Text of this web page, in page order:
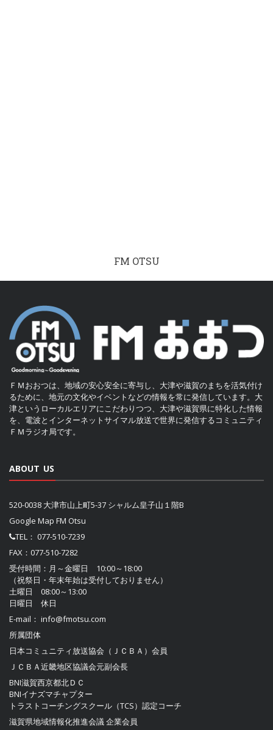
FM OTSU
ＦＭおおつは、地域の安心安全に寄与し、大津や滋賀のまちを活気付け
るために、地元の文化やイベントなどの情報を常に発信しています。大
津というローカルエリアにこだわりつつ、大津や滋賀県に特化した情報
を、電波とインターネットサイマル放送で世界に発信するコミュニティ
ＦＭラジオ局です。
ABOUT US
520-0038 大津市山上町5-37 シャルム皇子山１階B
Google Map FM Otsu
TEL： 077-510-7239
FAX：077-510-7282
受付時間：月～金曜日 10:00～18:00
（祝祭日・年末年始は受付しておりません）
土曜日 08:00～13:00
日曜日 休日
E-mail： info@fmotsu.com
所属団体
日本コミュニティ放送協会（ＪＣＢＡ） 会員
ＪＣＢＡ近畿地区協議会元副会長
BNI滋賀西京都北ＤＣ
BNIイナズマチャプター
トラストコーチングスクール（TCS）認定コーチ
滋賀県地域情報化推進会議企業会員